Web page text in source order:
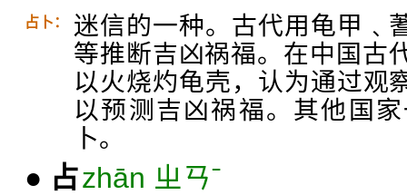
占卜：
迷信的一种。古代用龟甲﹑
等推断吉凶祸福。在中国古
以火烧灼龟壳，认为通过观
以预测吉凶祸福。其他国
卜。
● 占zhān ㄓㄢˉ